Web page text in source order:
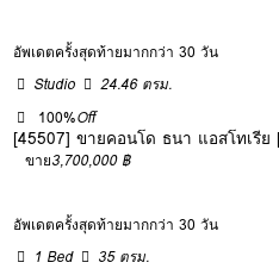
อัพเดตครั้งสุดท้ายมากกว่า 30 วัน
Studio
24.46 ตรม.
100%Off
[45507] ขายคอนโด ธนา แอสโทเรีย
ขาย3,700,000 ฿
อัพเดตครั้งสุดท้ายมากกว่า 30 วัน
1 Bed
35 ตรม.